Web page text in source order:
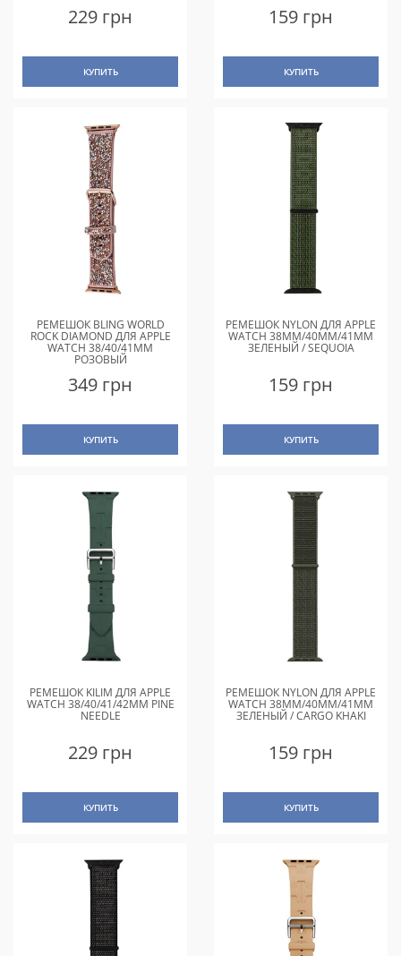
229 грн
КУПИТЬ
159 грн
КУПИТЬ
РЕМЕШОК BLING WORLD
ROCK DIAMOND ДЛЯ APPLE
WATCH 38/40/41MM
РОЗОВЫЙ
349 грн
КУПИТЬ
РЕМЕШОК NYLON ДЛЯ APPLE
WATCH 38MM/40MM/41MM
ЗЕЛЕНЫЙ / SEQUOIA
159 грн
КУПИТЬ
РЕМЕШОК KILIM ДЛЯ APPLE
WATCH 38/40/41/42MM PINE
NEEDLE
229 грн
КУПИТЬ
РЕМЕШОК NYLON ДЛЯ APPLE
WATCH 38MM/40MM/41MM
ЗЕЛЕНЫЙ / CARGO KHAKI
159 грн
КУПИТЬ